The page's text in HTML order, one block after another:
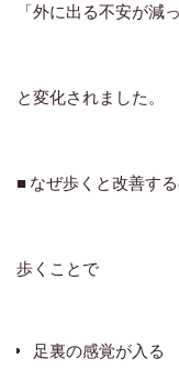
「外に出る不安が減っ
と変化されました。
■ なぜ歩くと改善する
歩くことで
足裏の感覚が入る